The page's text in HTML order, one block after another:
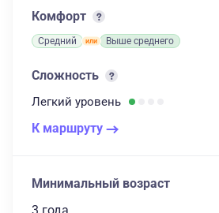
Комфорт
Средний Выше среднего
Сложность
Легкий уровень
К маршруту
Минимальный возраст